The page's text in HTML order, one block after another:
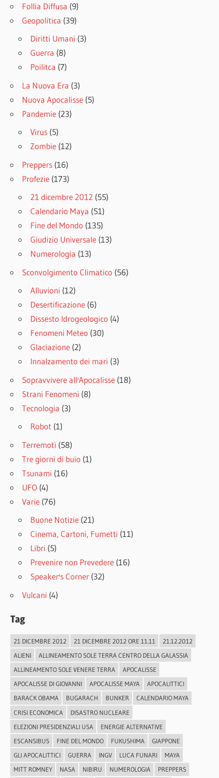
Follia Diffusa (9)
Geopolitica (39)
Diritti Umani (3)
Guerra (8)
Poilitca (7)
La Nuova Era (3)
Nuova Apocalisse (5)
Pandemie (23)
Virus (5)
Zombie (12)
Preppers (16)
Profezie (173)
21 dicembre 2012 (55)
Calendario Maya (51)
Fine del Mondo (135)
Giudizio Universale (13)
Numerologia (13)
Sconvolgimento Climatico (56)
Alluvioni (12)
Desertificazione (6)
Dissesto Idrogeologico (4)
Fenomeni Meteo (30)
Glaciazione (2)
Innalzamento dei mari (3)
Sopravvivere all'Apocalisse (18)
Strani Fenomeni (8)
Tecnologia (3)
Robot (1)
Terremoti (58)
Tre giorni di buio (1)
Tsunami (16)
UFO (4)
Varie (76)
Buone Notizie (21)
Cinema, Cartoni, Fumetti (11)
Libri (5)
Prevenire non Prevedere (16)
Speaker's Corner (32)
Vulcani (4)
Tag
21 DICEMBRE 2012 21 DICEMBRE 2012 ORE 11.11
21.12.2012
ALIENI
ALLINEAMENTO SOLE TERRA CENTRO DELLA GALASSIA
ALLINEAMENTO SOLE VENERE TERRA
APOCALISSE
APOCALISSE DI GIOVANNI
APOCALISSE MAYA
APOCALITTICI
BARACK OBAMA
BUGARACH BUNKER
CALENDARIO MAYA
CRISI ECONOMICA
DISASTRO NUCLEARE
ELEZIONI PRESIDENZIALI USA
ENERGIE ALTERNATIVE
ESCANSIBUS
FINE DEL MONDO FUKUSHIMA
GIAPPONE
GLI APOCALITTICI
GUERRA INGV LUCA FUNARI
MAYA
MITT ROMNEY
NASA NIBIRU NUMEROLOGIA PREPPERS